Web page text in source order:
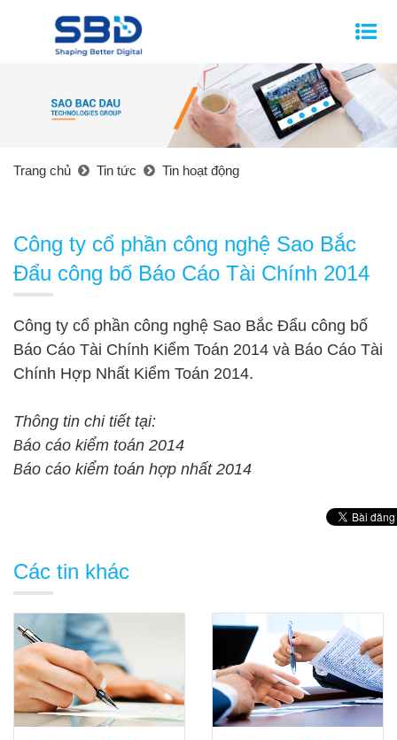
Trang chủ Tin tức Tin hoạt động
Công ty cổ phần công nghệ Sao Bắc
Đẩu công bố Báo Cáo Tài Chính 2014
Công ty cổ phần công nghệ Sao Bắc Đẩu công bố
Báo Cáo Tài Chính Kiểm Toán 2014 và Báo Cáo Tài
Chính Hợp Nhất Kiểm Toán 2014.
Thông tin chi tiết tại:
Báo cáo kiểm toán 2014
Báo cáo kiểm toán hợp nhất 2014
Các tin khác